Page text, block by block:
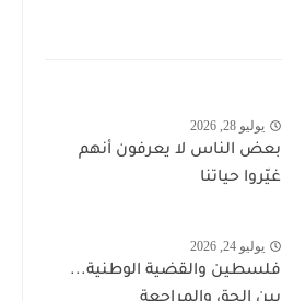
يوليو 28, 2026
بعض الناس لا يعرفون أنهم
غيّروا حياتنا
يوليو 24, 2026
فلسطين والقضية الوطنية...